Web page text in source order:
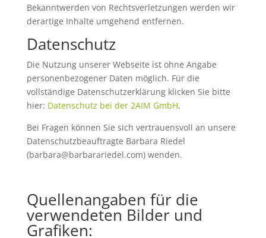
Bekanntwerden von Rechtsverletzungen werden wir
derartige Inhalte umgehend entfernen.
Datenschutz
Die Nutzung unserer Webseite ist ohne Angabe
personenbezogener Daten möglich. Für die
vollständige Datenschutzerklärung klicken Sie bitte
hier: Datenschutz bei der 2AIM GmbH.
Bei Fragen können Sie sich vertrauensvoll an unsere
Datenschutzbeauftragte Barbara Riedel
(barbara@barbarariedel.com) wenden.
Quellenangaben für die
verwendeten Bilder und
Grafiken: